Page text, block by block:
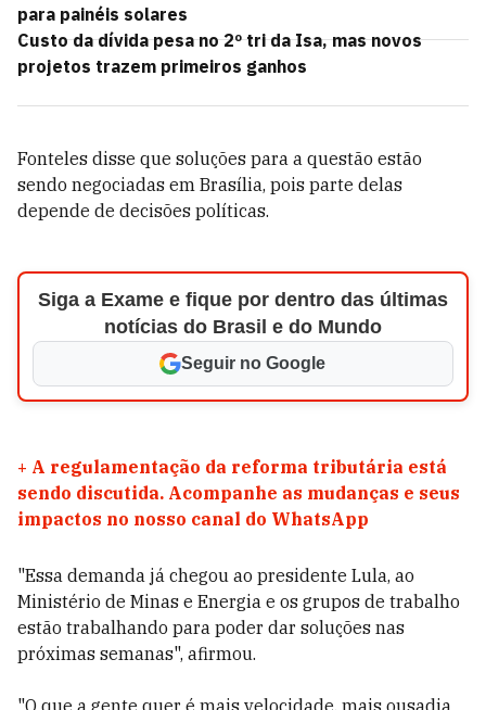
para painéis solares
Custo da dívida pesa no 2º tri da Isa, mas novos
projetos trazem primeiros ganhos
Fonteles disse que soluções para a questão estão
sendo negociadas em Brasília, pois parte delas
depende de decisões políticas.
Siga a Exame e fique por dentro das últimas
notícias do Brasil e do Mundo
Seguir no Google
+ A regulamentação da reforma tributária está
sendo discutida. Acompanhe as mudanças e seus
impactos no nosso canal do WhatsApp
"Essa demanda já chegou ao presidente Lula, ao
Ministério de Minas e Energia e os grupos de trabalho
estão trabalhando para poder dar soluções nas
próximas semanas", afirmou.
"O que a gente quer é mais velocidade, mais ousadia